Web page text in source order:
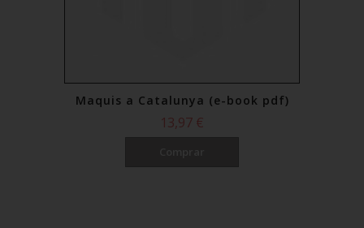
Maquis a Catalunya (e-book pdf)
13,97 €